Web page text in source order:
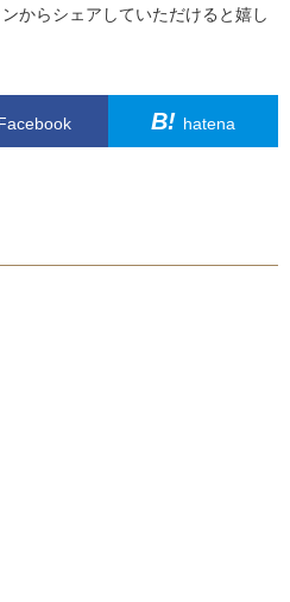
からシェアしていただけると嬉し
B! hatena